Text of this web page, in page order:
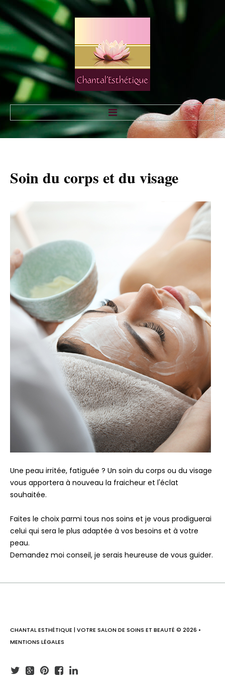
Services
Soindu corps etdu visage
Une peau irritée, fatiguée ? Un soin du corps ou du visage
vous apportera à nouveau la fraicheur et l'éclat
souhaitée.
Faites le choix parmi tous nos soins et je vous prodiguerai
celui qui sera le plus adaptée à vos besoins et à votre
peau.
Demandez moi conseil, je serais heureuse de vous guider.
CHANTAL ESTHÉTIQUE | VOTRE SALON DE SOINS ET BEAUTÉ © 2026 •
MENTIONS LÉGALES